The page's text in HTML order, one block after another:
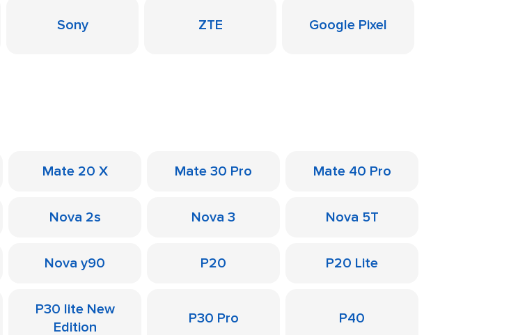
Sony ZTE Google Pixel
Mate 20 X Mate 30 Pro Mate 40 Pro
Nova 2s Nova 3 Nova 5T
Nova y90 P20 P20 Lite
P30 lite New
Edition
P30 Pro P40